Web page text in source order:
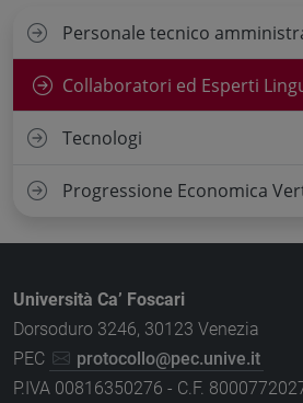
Personale tecnico
Collaboratori ed Esperti
Tecnologi
Progressione Economica
Università Ca’ Foscari
Dorsoduro 3246, 30123 Venezia
PEC
protocollo@pec.unive.it
P.IVA 00816350276 - C.F.